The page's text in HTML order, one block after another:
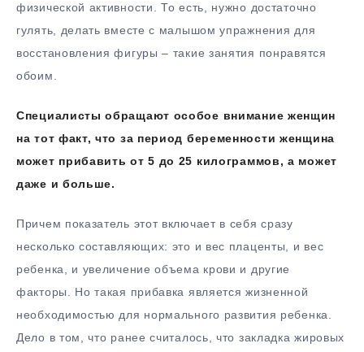
физической активности. То есть, нужно достаточно
гулять, делать вместе с малышом упражнения для
восстановления фигуры – такие занятия понравятся
обоим.
Специалисты обращают особое внимание женщин
на тот факт, что за период беременности женщина
может прибавить от 5 до 25 килограммов, а может
даже и больше.
Причем показатель этот включает в себя сразу
несколько составляющих: это и вес плаценты, и вес
ребенка, и увеличение объема крови и другие
факторы. Но такая прибавка является жизненной
необходимостью для нормального развития ребенка.
Дело в том, что ранее считалось, что закладка жировых